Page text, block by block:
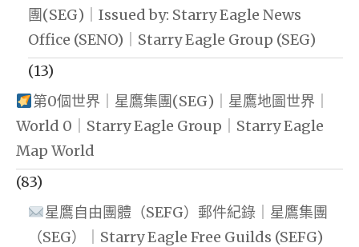
團(SEG)｜Issued by: Starry Eagle News
Office (SENO)｜Starry Eagle Group (SEG)
(13)
第0個世界｜星鷹集團(SEG)｜星鷹地圖世界｜
World 0｜Starry Eagle Group｜Starry Eagle
Map World
(83)
星鷹自由團體（SEFG）郵件紀錄｜星鷹集團
（SEG）｜Starry Eagle Free Guilds (SEFG)